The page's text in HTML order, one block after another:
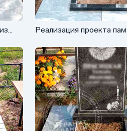
Реализация проекта